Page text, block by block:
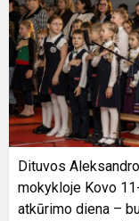
Dituvos
mokykloje Kovo
atkūrimo diena –